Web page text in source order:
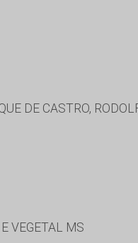
DE CASTRO,
VEGETAL MS